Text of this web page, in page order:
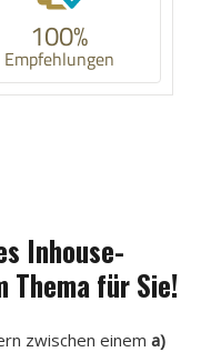
100%
Empfehlungen
Inhouse-
Thema für Sie!
zwischen einem a)